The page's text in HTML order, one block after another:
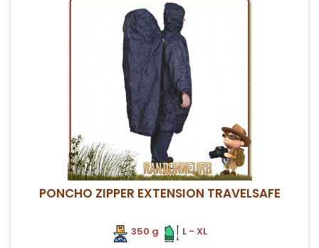
PONCHO ZIPPER EXTENSION TRAVELSAFE
350 g
L - XL